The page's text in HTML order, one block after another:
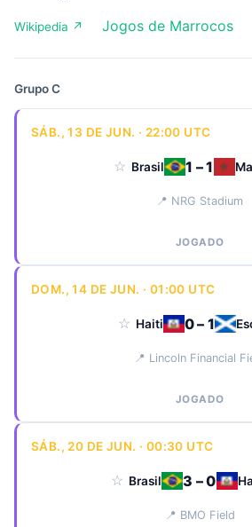
Wikipedia ↗ Jogos de Marrocos
Grupo C
SÁB., 13 DE JUN. · 22:00 UTC
☆ Brasil 1 – 1
📍 NRG Stadium
JOGADO
DOM., 14 DE JUN. · 01:00 UTC
☆ Haiti 0 – 1
📍 Lincoln Financial
JOGADO
SÁB., 20 DE JUN. · 00:30 UTC
☆ Brasil 3 – 0
📍 BMO Field